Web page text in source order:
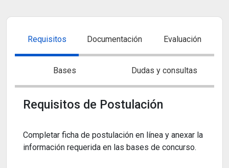
Requisitos Documentación Evaluación
Bases Dudas y consultas
Requisitos de Postulación
Completar ficha de postulación en línea y anexar la
información requerida en las bases de concurso.